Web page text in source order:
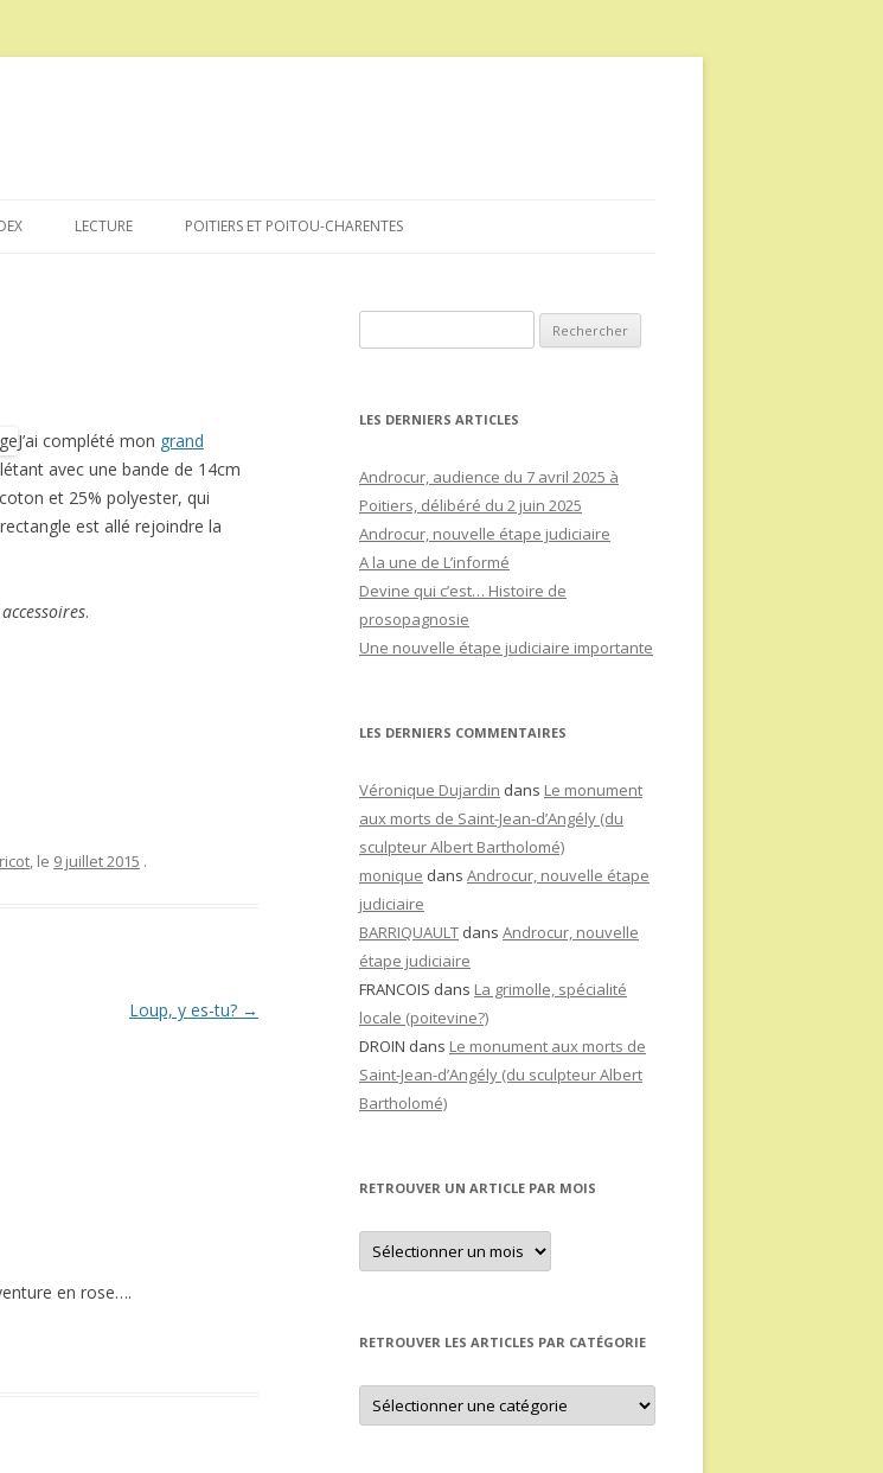
au
LECTURE POITIERS ET POITOU-CHARENTES
J’ai complété mon grand
avec une bande de 14cm
et 25% polyester, qui
est allé rejoindre la
.
, le 9 juillet 2015 .
Loup, y es-tu? →
en rose….
LES DERNIERS ARTICLES
Androcur, audience du 7 avril 2025 à
Poitiers, délibéré du 2 juin 2025
Androcur, nouvelle étape judiciaire
A la une de L’informé
Devine qui c’est… Histoire de
prosopagnosie
Une nouvelle étape judiciaire importante
LES DERNIERS COMMENTAIRES
Véronique Dujardin dans Le monument
aux morts de Saint-Jean-d’Angély (du
sculpteur Albert Bartholomé)
monique dans Androcur, nouvelle étape
judiciaire
BARRIQUAULT dans Androcur, nouvelle
étape judiciaire
FRANCOIS dans La grimolle, spécialité
locale (poitevine?)
DROIN dans Le monument aux morts de
Saint-Jean-d’Angély (du sculpteur Albert
Bartholomé)
RETROUVER UN ARTICLE PAR MOIS
Retrouver
un
article
RETROUVER LES ARTICLES PAR CATÉGORIE
Retrouver
les
articles